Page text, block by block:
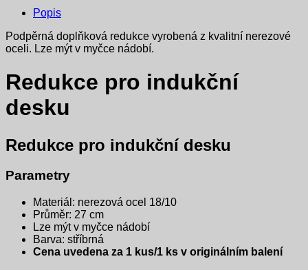
Popis
Podpěrná doplňková redukce vyrobená z kvalitní nerezové
oceli. Lze mýt v myčce nádobí.
Redukce pro indukční
desku
Redukce pro indukční desku
Parametry
Materiál: nerezová ocel 18/10
Průměr: 27 cm
Lze mýt v myčce nádobí
Barva: stříbrná
Cena uvedena za 1 kus/1 ks v originálním balení